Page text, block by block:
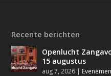
Recente berichten
Openlucht
15 augustus
aug 7, 2026 |